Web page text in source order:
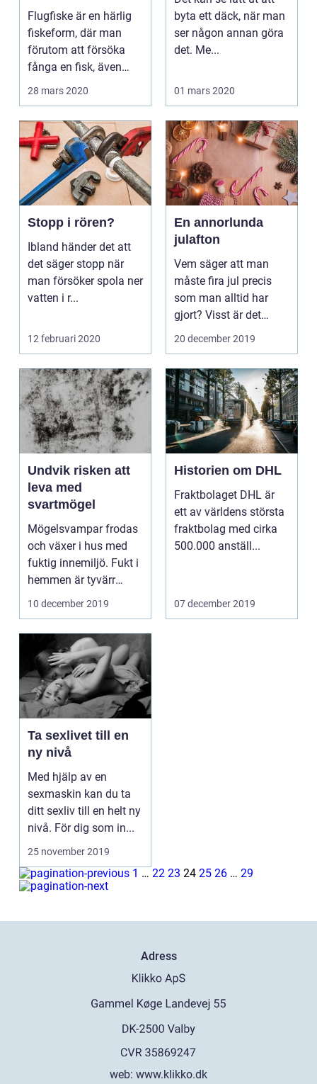
Flugfiske är en härlig
fiskeform, där man
förutom att försöka
fånga en fisk, även
måste koncentrera ...
28 mars 2020
byta ett däck, när man
ser någon annan göra
det. Me...
01 mars 2020
Stopp i rören?
Ibland händer det att
det säger stopp när
man försöker spola ner
vatten i r...
12 februari 2020
En annorlunda
julafton
Vem säger att man
måste fira jul precis
som man alltid har
gjort? Visst är det
trevligt, och viktigt...
20 december 2019
Undvik risken att
leva med
svartmögel
Mögelsvampar frodas
och växer i hus med
fuktig innemiljö. Fukt i
hemmen är tyvärr
mycket vanligt och...
10 december 2019
Historien om DHL
Fraktbolaget DHL är
ett av världens största
fraktbolag med cirka
500.000 anställ...
07 december 2019
Ta sexlivet till en
ny nivå
Med hjälp av en
sexmaskin kan du ta
ditt sexliv till en helt ny
nivå. För dig som in...
25 november 2019
1 … 22 23 24 25 26 … 29
Adress
web: www.klikko.dk